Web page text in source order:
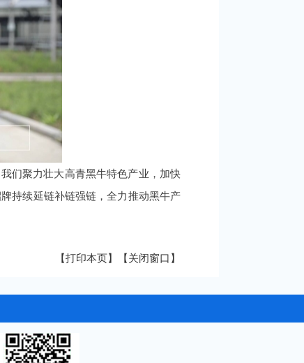
们聚力壮大高青黑牛特色产业，加快
持续延链补链强链，全力推动黑牛产
【打印本页】 【关闭窗口】